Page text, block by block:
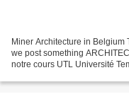
Miner Architecture in
we post something
notre cours UTL Université